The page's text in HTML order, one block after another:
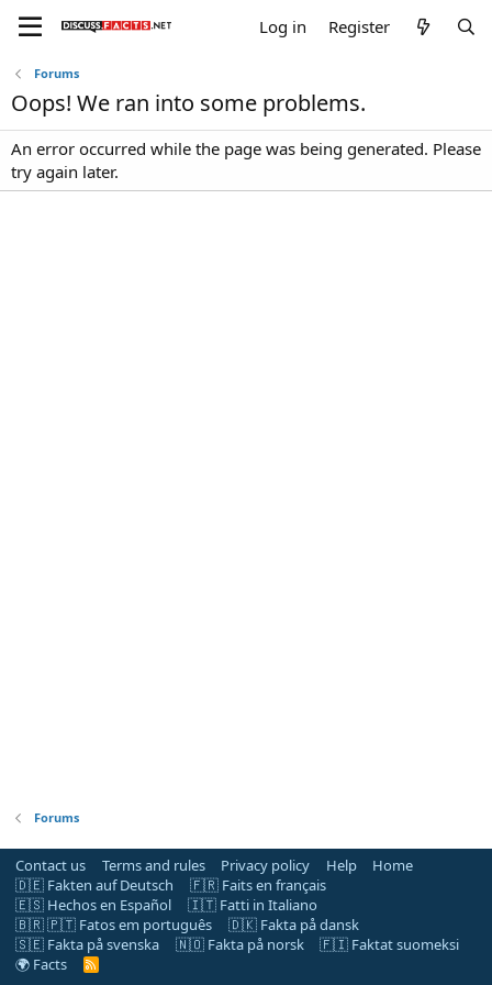
Log in Register
Forums
Oops! We ran into some problems.
An error occurred while the page was being generated. Please
try again later.
Forums
Contact us Terms and rules Privacy policy Help
Home
🇩🇪 Fakten auf Deutsch
🇫🇷 Faits en français
🇪🇸 Hechos en Español
🇮🇹 Fatti in Italiano
🇧🇷 🇵🇹 Fatos em português
🇩🇰 Fakta på dansk
🇸🇪 Fakta på svenska
🇳🇴 Fakta på norsk
🇫🇮 Faktat suomeksi
🌍 Facts
R